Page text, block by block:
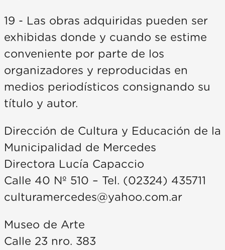
19 - Las obras adquiridas pueden ser
exhibidas donde y cuando se estime
conveniente por parte de los
organizadores y reproducidas en
medios periodísticos consignando su
título y autor.
Dirección de Cultura y Educación de la
Municipalidad de Mercedes
Directora Lucía Capaccio
Calle 40 Nº 510 – Tel. (02324) 435711
culturamercedes@yahoo.com.ar
Museo de Arte
Calle 23 nro. 383